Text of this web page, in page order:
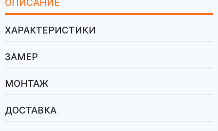
ОПИСАНИЕ
ХАРАКТЕРИСТИКИ
ЗАМЕР
МОНТАЖ
ДОСТАВКА